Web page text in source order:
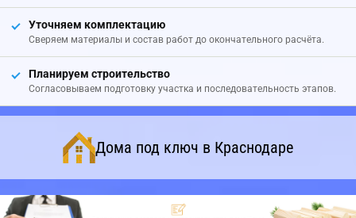
Уточняем комплектацию
Сверяем материалы и состав работ до окончательного расчёта.
Планируем строительство
Согласовываем подготовку участка и последовательность этапов.
Дома под ключ в Краснодаре